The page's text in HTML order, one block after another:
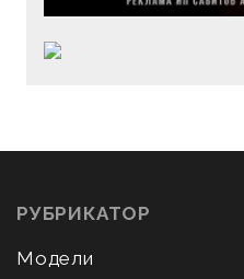
РУБРИКАТОР
Модели